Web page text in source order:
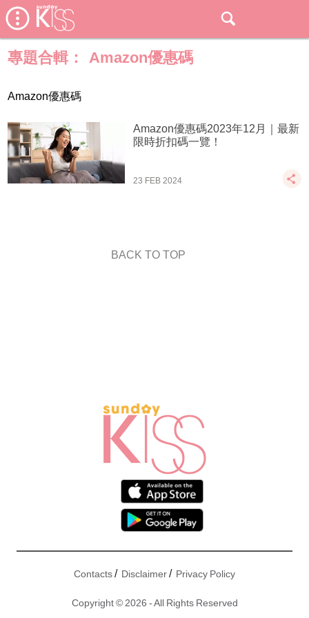
專題合輯： Amazon優惠碼
Amazon優惠碼
Amazon優惠碼2023年12月｜最新
限時折扣碼一覽！
23 FEB 2024
BACK TO TOP
Contacts/ Disclaimer/ Privacy Policy
Copyright © 2026 - All Rights Reserved